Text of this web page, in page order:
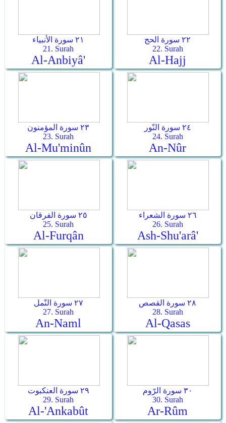
٢١ سورة الأنبياء
21. Surah
Al-Anbiyâ'
٢٢ سورة الحج
22. Surah
Al-Hajj
٢٣ سورة المؤمنون
23. Surah
Al-Mu'minûn
٢٤ سورة النّور
24. Surah
An-Nûr
٢٥ سورة الفرقان
25. Surah
Al-Furqân
٢٦ سورة الشعراء
26. Surah
Ash-Shu'arâ'
٢٧ سورة النّمل
27. Surah
An-Naml
٢٨ سورة القصص
28. Surah
Al-Qasas
٢٩ سورة العنكبوت
29. Surah
Al-'Ankabût
٣٠ سورة الرّوم
30. Surah
Ar-­Rûm